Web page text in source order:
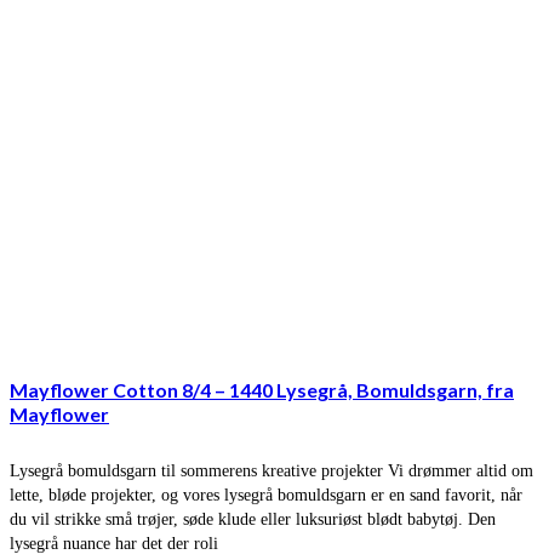
Mayflower Cotton 8/4 – 1440 Lysegrå, Bomuldsgarn, fra
Mayflower
Lysegrå bomuldsgarn til sommerens kreative projekter Vi drømmer altid om
lette, bløde projekter, og vores lysegrå bomuldsgarn er en sand favorit, når
du vil strikke små trøjer, søde klude eller luksuriøst blødt babytøj. Den
lysegrå nuance har det der roli